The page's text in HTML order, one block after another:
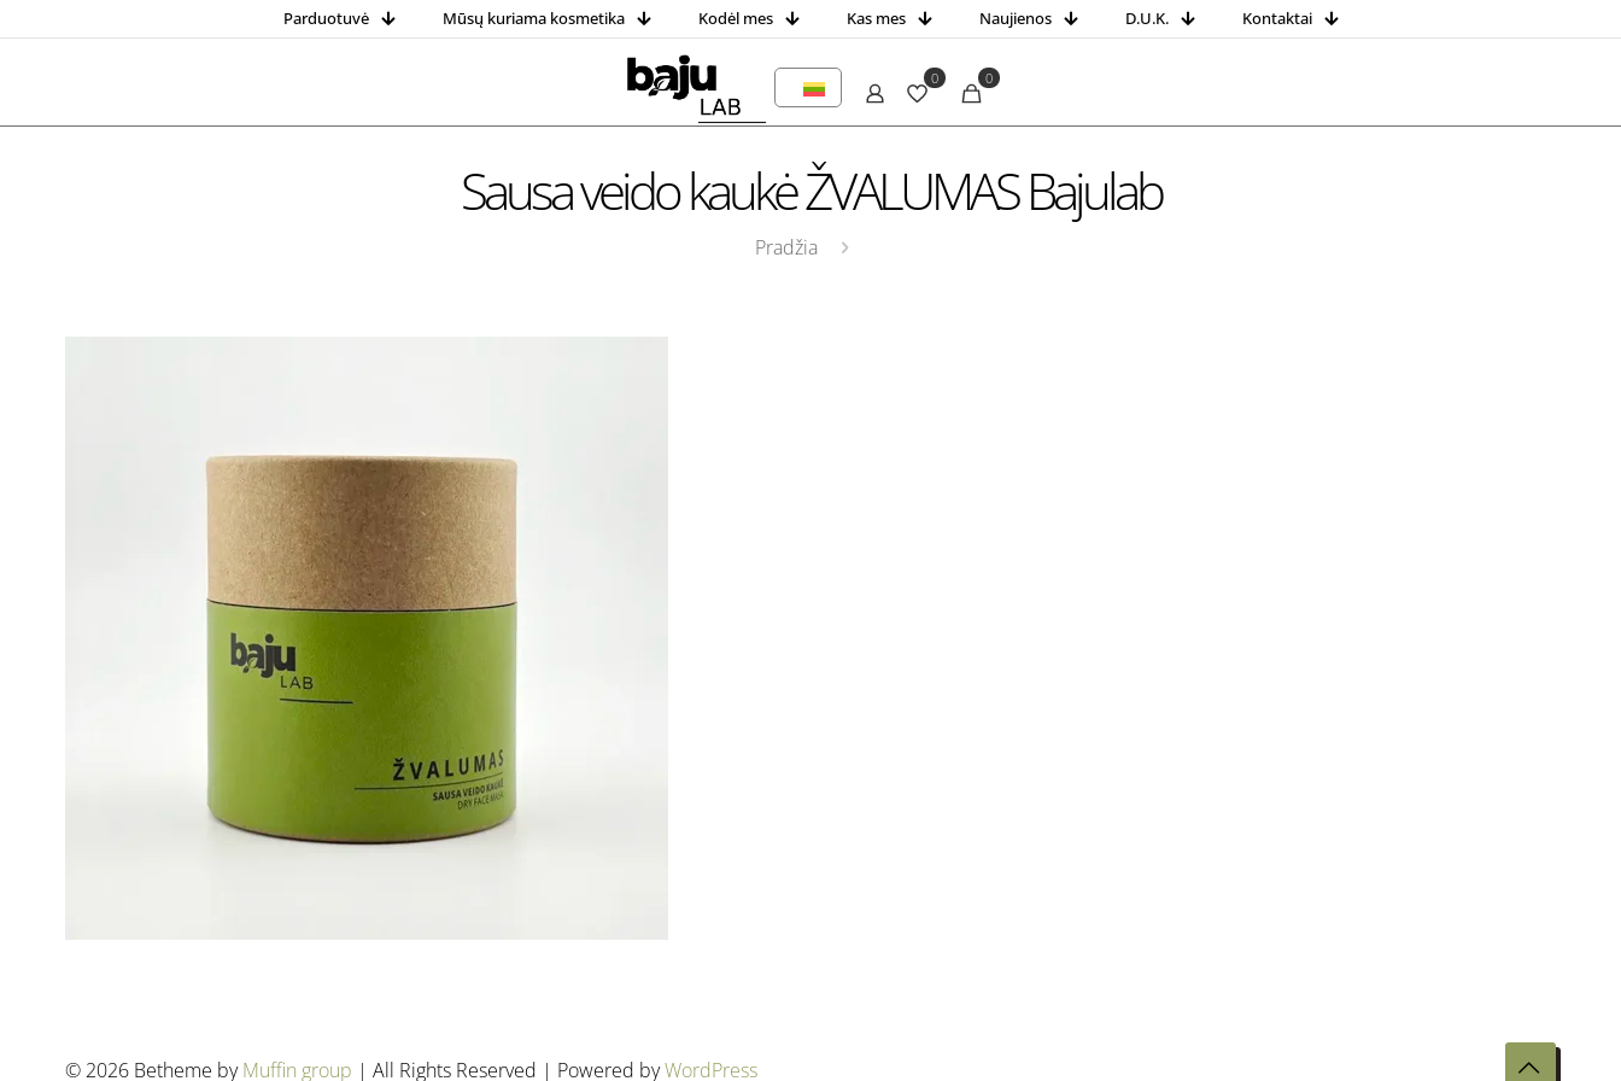
Parduotuvė Mūsų kuriama kosmetika Kodėl mes Kas mes Naujienos D.U.K. Kontaktai
0 0
Sausa veido kaukė ŽVALUMAS Bajulab
Pradžia
© 2026 Betheme byMuffin group | All Rights Reserved | Powered byWordPress